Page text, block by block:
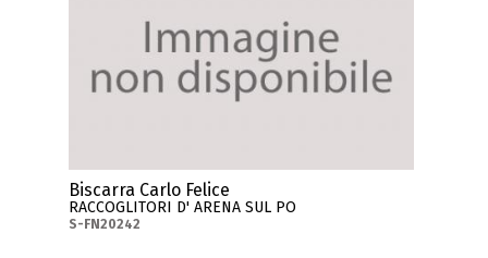
Biscarra Carlo Felice
RACCOGLITORI D' ARENA SUL PO
S-FN20242